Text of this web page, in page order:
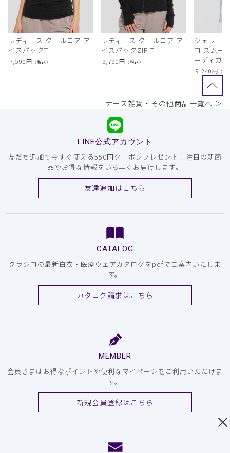
レディース:クールコア ア
イスパックT
7,590円 （税込）
レディース:クールコア ア
イスパックZIP T
9,790円 （税込）
ジェラー
コ:スムー
ーディガン
9,240円 （税
ナース雑貨・その他商品一覧へ ＞
LINE公式アカウント
友だち追加で今すぐ使える550円クーポンプレゼント！注目の新商
品やお得な情報をいち早くお届けします。
友達追加はこちら
CATALOG
クラシコの最新白衣・医療ウェアカタログをpdfでご案内いたしま
す。
カタログ請求はこちら
MEMBER
会員さまはお得なポイントや便利なマイページをご利用いただけま
す。
新規会員登録はこちら